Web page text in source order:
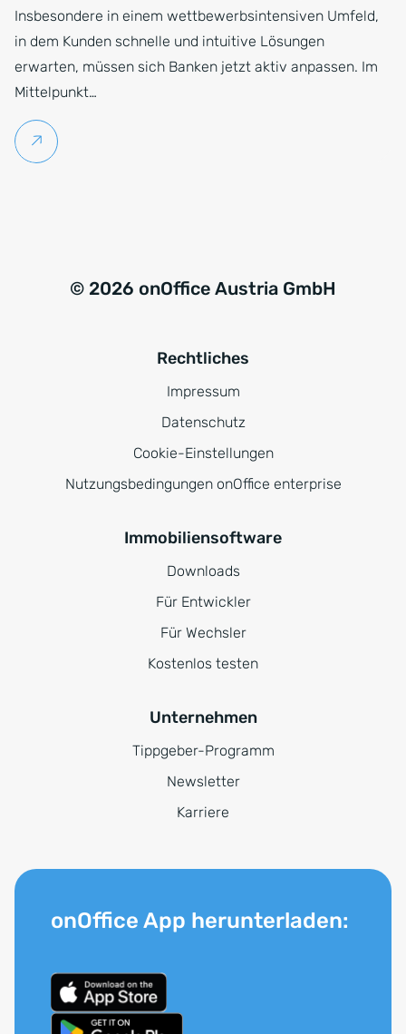
Insbesondere in einem wettbewerbsintensiven Umfeld,
in dem Kunden schnelle und intuitive Lösungen
erwarten, müssen sich Banken jetzt aktiv anpassen. Im
Mittelpunkt…
Weiterlesen
© 2026 onOffice Austria GmbH
Rechtliches
Impressum
Datenschutz
Cookie-Einstellungen
Nutzungsbedingungen onOffice enterprise
Immobiliensoftware
Downloads
Für Entwickler
Für Wechsler
Kostenlos testen
Unternehmen
Tippgeber-Programm
Newsletter
Karriere
onOffice App herunterladen: